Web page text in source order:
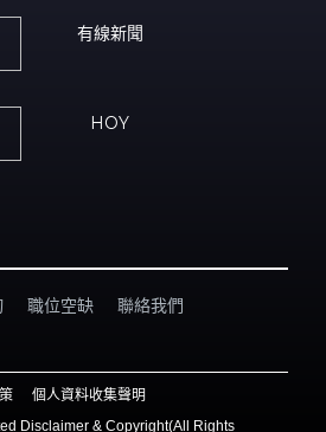
有線新聞
HOY
職位空缺 聯絡我們
個人資料收集聲明
Disclaimer & Copyright(All Rights